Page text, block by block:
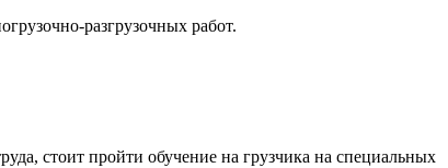
разгрузочных работ.
стоит пройти обучение на грузчика на специальных